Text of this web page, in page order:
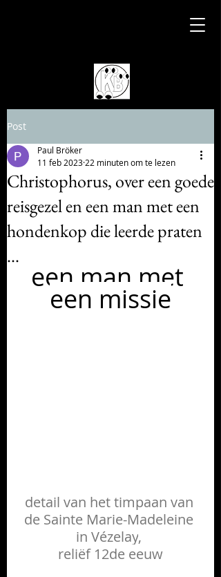
Post
Christophorus, over een goede
reisgezel en een man met een
hondenkop die leerde praten
...
Paul Bröker
11 feb 2023 22 minuten om te lezen
een man met
een missie
detail van het timpaan van
de Sainte Marie-Madeleine
in Vézelay,
reliëf 12de eeuw